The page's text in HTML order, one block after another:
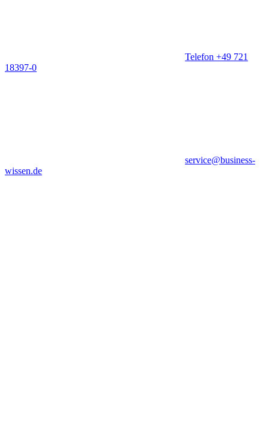
Telefon +49 721
18397-0
service@business-
wissen.de